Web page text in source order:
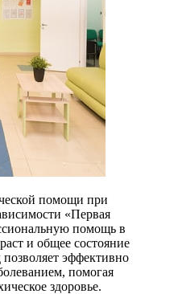
помощи при
«Первая
помощь в
и общее состояние
эффективно
помогая
здоровье.